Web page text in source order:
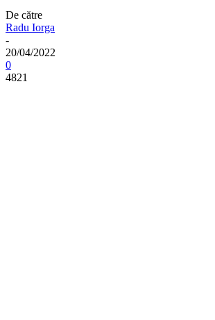
De către
Radu Iorga
-
20/04/2022
0
4821